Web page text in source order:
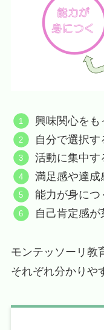
興味関心をも
自分で選択す
活動に集中す
満足感や達成
能力が身につ
自己肯定感が
モンテッソーリ教
それぞれ分かりや